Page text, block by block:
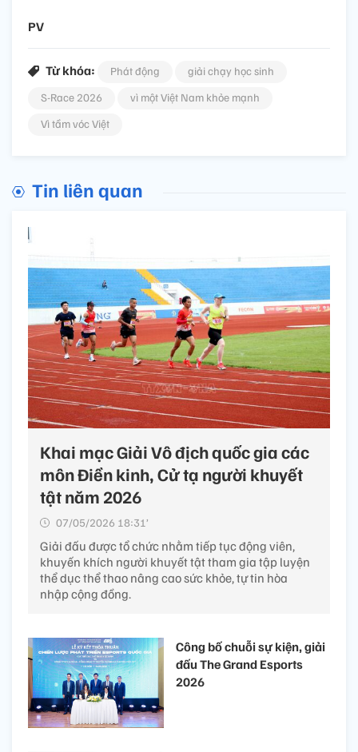
PV
Từ khóa: Phát động
giải chạy học sinh
S-Race 2026
vì một Việt Nam khỏe mạnh
Vì tầm vóc Việt
Tin liên quan
Khai mạc Giải Vô địch quốc gia các
môn Điền kinh, Cử tạ người khuyết
tật năm 2026
07/05/2026 18:31’
Giải đấu được tổ chức nhằm tiếp tục động viên,
khuyến khích người khuyết tật tham gia tập luyện
thể dục thể thao nâng cao sức khỏe, tự tin hòa
nhập cộng đồng.
Công bố chuỗi sự kiện, giải
đấu The Grand Esports
2026